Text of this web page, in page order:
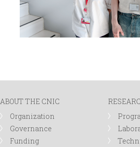
ABOUT THE CNIC
Organization
Governance
Funding